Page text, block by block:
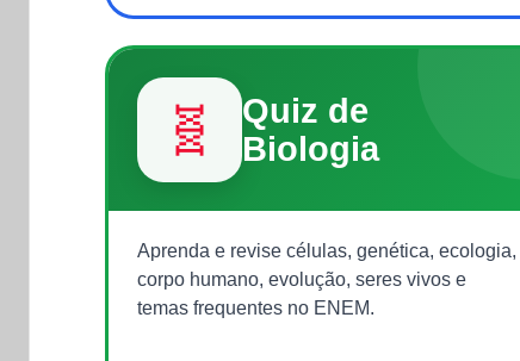
🧬
Quiz de
Biologia
Aprenda e revise células, genética, ecologia,
corpo humano, evolução, seres vivos e
temas frequentes no ENEM.